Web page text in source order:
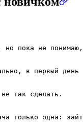
но пока не
в первый
так сделать.
только одна: